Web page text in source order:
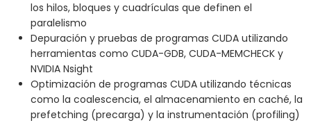
los hilos, bloques y cuadrículas que definen el
paralelismo
Depuración y pruebas de programas CUDA utilizando
herramientas como CUDA-GDB, CUDA-MEMCHECK y
NVIDIA Nsight
Optimización de programas CUDA utilizando técnicas
como la coalescencia, el almacenamiento en caché, la
prefetching (precarga) y la instrumentación (profiling)